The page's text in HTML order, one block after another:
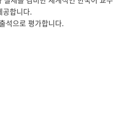
공합니다.
석으로 평가합니다.